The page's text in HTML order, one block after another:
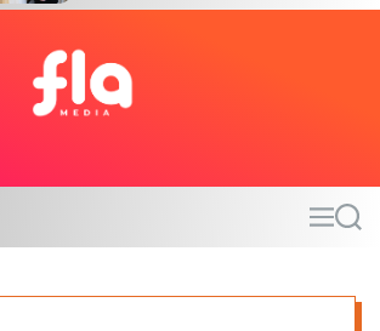
a
MS